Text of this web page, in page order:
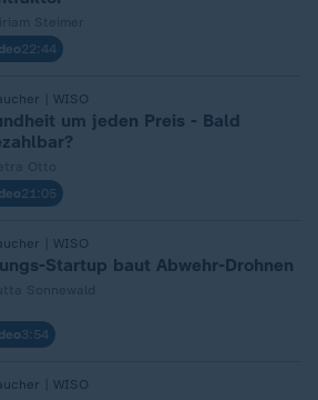
22:44
| WISO
um jeden Preis - Bald
21:05
| WISO
Startup baut Abwehr-Drohnen
3:54
| WISO